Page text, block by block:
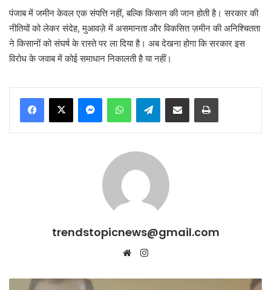
पंजाब में जमीन केवल एक संपत्ति नहीं, बल्कि किसान की जान होती है। सरकार की
नीतियों को लेकर संदेह, मुआवज़े में असमानता और विकसित ज़मीन की अनिश्चितता
ने किसानों को संघर्ष के रास्ते पर ला दिया है। अब देखना होगा कि सरकार इस
विरोध के जवाब में कोई समाधान निकालती है या नहीं।
MessengerWhatsAppTelegramShare via Email Print
trendstopicnews@gmail.com
Website
“किसानों